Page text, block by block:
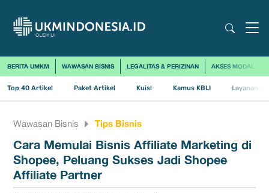
BERITA UMKM WAWASAN BISNIS LEGALITAS & PERIZINAN AKSES MODAL
Top 40 Artikel Paket Artikel Kuis! Kamus KBLI Layanan
Wawasan Bisnis Tips Bisnis
Cara Memulai Bisnis Affiliate Marketing di
Shopee, Peluang Sukses Jadi Shopee
Affiliate Partner